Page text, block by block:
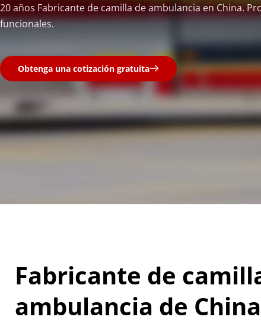
20 años Fabricante de camilla de ambulancia en China.
funcionales.
Obtenga una cotización gratuita
Fabricante de
ambulancia de China